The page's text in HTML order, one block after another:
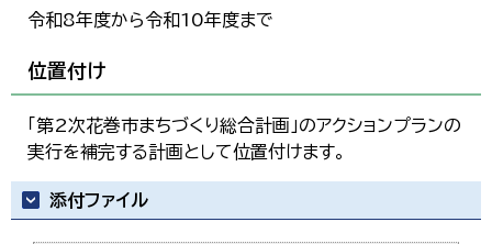
令和8年度から令和10年度まで
位置付け
「第2次花巻市まちづくり総合計画」のアクションプランの
実行を補完する計画として位置付けます。
添付ファイル